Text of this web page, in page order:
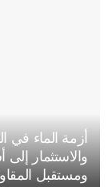
أزمة الماء في
والاستثمار
ومستقبل